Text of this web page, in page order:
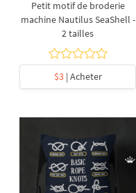
Petit motif de broderie
machine Nautilus SeaShell -
2 tailles
$3| Acheter